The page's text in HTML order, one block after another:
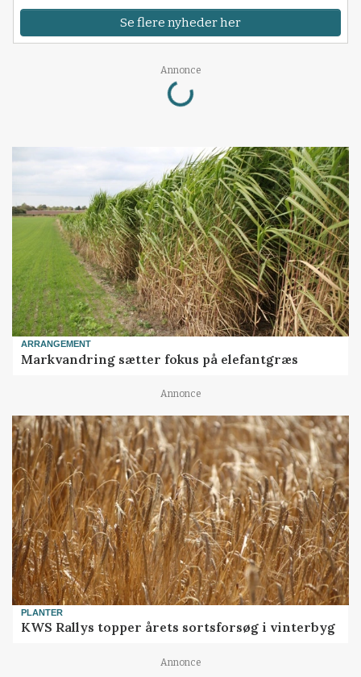
Se flere nyheder her
Annonce
Loading...
ARRANGEMENT
Markvandring sætter fokus på elefantgræs
Annonce
PLANTER
KWS Rallys topper årets sortsforsøg i vinterbyg
Annonce